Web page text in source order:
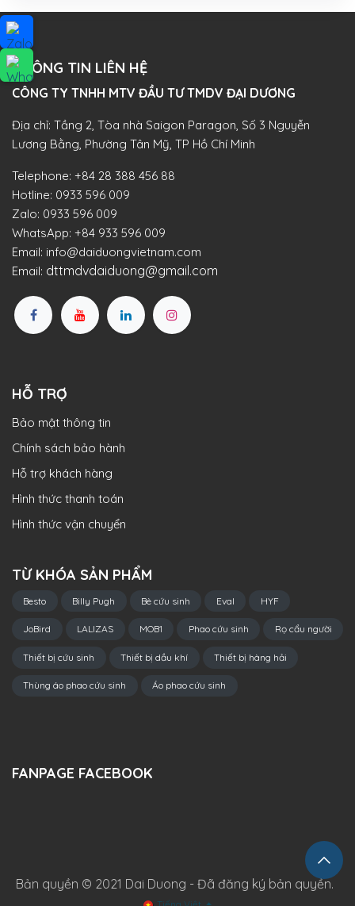
THÔNG TIN LIÊN HỆ
CÔNG TY TNHH MTV ĐẦU TƯ TMDV ĐẠI DƯƠNG​
Địa chỉ: Tầng 2, Tòa nhà Saigon Paragon, Số 3 Nguyễn
Lương Bằng, Phường Tân Mỹ, TP Hồ Chí Minh
Telephone: +84 28 388 456 88
Hotline: 0933 596 009
Zalo: 0933 596 009
WhatsApp: +84 933 596 009
Email: info@daiduongvietnam.com
Email: dttmdvdaiduong@gmail.com
HỖ TRỢ
Bảo mật thông tin
Chính sách bảo hành
Hỗ trợ khách hàng
Hình thức thanh toán
Hình thức vận chuyển
TỪ KHÓA SẢN PHẨM
Besto Billy Pugh Bè cứu sinh Eval HYF
JoBird LALIZAS MOB1 Phao cứu sinh Rọ cẩu người
Thiết bị cứu sinh Thiết bị dầu khí Thiết bị hàng hải
Thùng áo phao cứu sinh Áo phao cứu sinh
FANPAGE FACEBOOK
Bản quyền © 2021 Dai Duong - Đã đăng ký bản quyền.